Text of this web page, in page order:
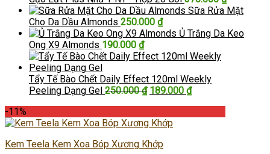
345.000 ₫.là:
305.000 ₫.
Sữa Rửa Mặt
Cho Da Dầu Almonds 250.000 ₫
Ủ Trắng Da Keo
Ong X9 Almonds 190.000 ₫
Tẩy Tế Bào Chết Daily Effect 120ml Weekly
Peeling Dạng Gel 250.000₫ Giá
250.000 ₫.
189.000 ₫Giá
-11%
Kem Teela Kem Xoa Bóp Xương Khớp